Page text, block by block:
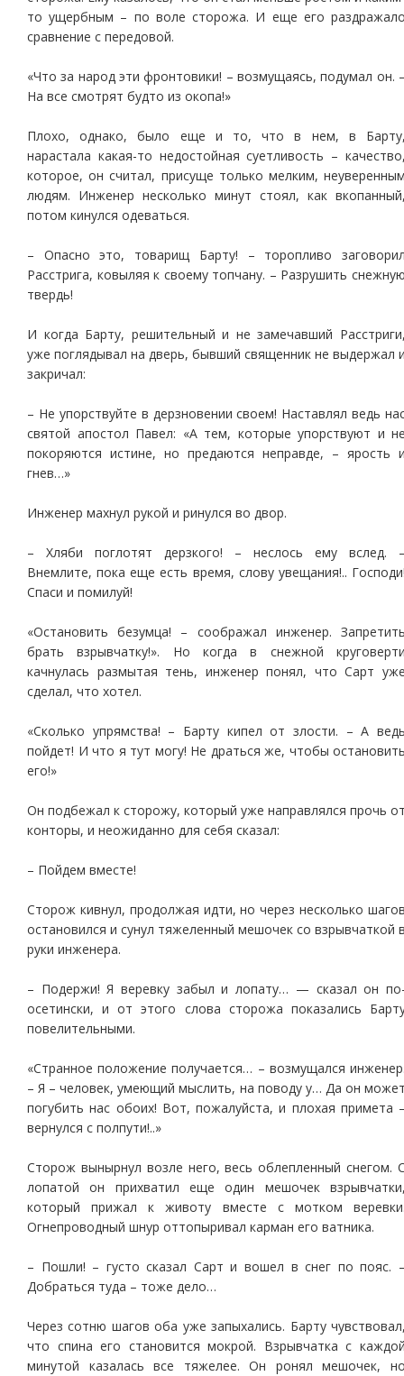
то ущербным – по воле сторожа. И еще его
сравнение с передовой.
«Что за народ эти фронтовики! – возмущаясь, подумал он.
На все смотрят будто из окопа!»
Плохо, однако, было еще и то, что в нем, в
нарастала какая-то недостойная суетливость –
которое, он считал, присуще только мелким,
людям. Инженер несколько минут стоял, как
потом кинулся одеваться.
– Опасно это, товарищ Барту! – торопливо
Расстрига, ковыляя к своему топчану. – Разрушить
твердь!
И когда Барту, решительный и не замечавший
уже поглядывал на дверь, бывший священник не выдержал
закричал:
– Не упорствуйте в дерзновении своем! Наставлял ведь
святой апостол Павел: «А тем, которые упорствуют и
покоряются истине, но предаются неправде, – ярость
гнев…»
Инженер махнул рукой и ринулся во двор.
– Хляби поглотят дерзкого! – неслось ему вслед.
Внемлите, пока еще есть время, слову увещания!..
Спаси и помилуй!
«Остановить безумца! – соображал инженер.
брать взрывчатку!». Но когда в снежной
качнулась размытая тень, инженер понял, что Сарт
сделал, что хотел.
«Сколько упрямства! – Барту кипел от злости. – А
пойдет! И что я тут могу! Не драться же, чтобы
его!»
Он подбежал к сторожу, который уже направлялся прочь
конторы, и неожиданно для себя сказал:
– Пойдем вместе!
Сторож кивнул, продолжая идти, но через несколько
остановился и сунул тяжеленный мешочек со взрывчаткой
руки инженера.
– Подержи! Я веревку забыл и лопату… — сказал он
осетински, и от этого слова сторожа показались
повелительными.
«Странное положение получается… – возмущался
– Я – человек, умеющий мыслить, на поводу у… Да он
погубить нас обоих! Вот, пожалуйста, и плохая примета
вернулся с полпути!..»
Сторож вынырнул возле него, весь облепленный снегом.
лопатой он прихватил еще один мешочек
который прижал к животу вместе с мотком
Огнепроводный шнур оттопыривал карман его ватника.
– Пошли! – густо сказал Сарт и вошел в снег по пояс.
Добраться туда – тоже дело…
Через сотню шагов оба уже запыхались. Барту
что спина его становится мокрой. Взрывчатка с
минутой казалась все тяжелее. Он ронял мешочек,